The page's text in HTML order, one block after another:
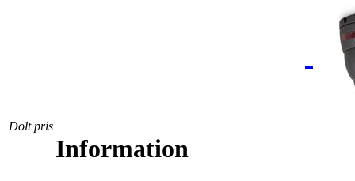
Dolt pris
Information